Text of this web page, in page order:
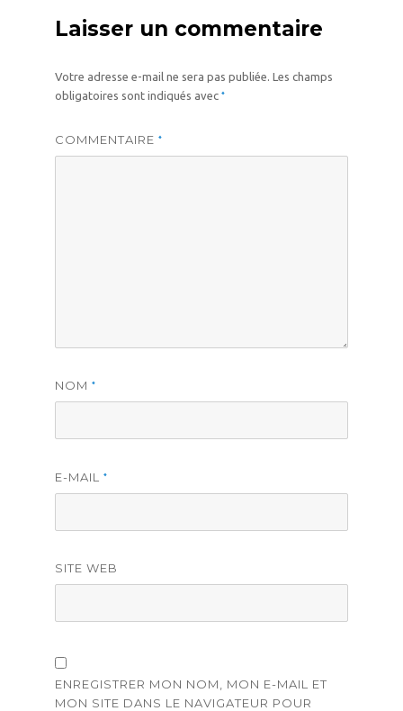
Laisser un commentaire
Votre adresse e-mail ne sera pas publiée. Les champs
obligatoires sont indiqués avec *
COMMENTAIRE *
NOM *
E-MAIL *
SITE WEB
ENREGISTRER MON NOM, MON E-MAIL ET
MON SITE DANS LE NAVIGATEUR POUR